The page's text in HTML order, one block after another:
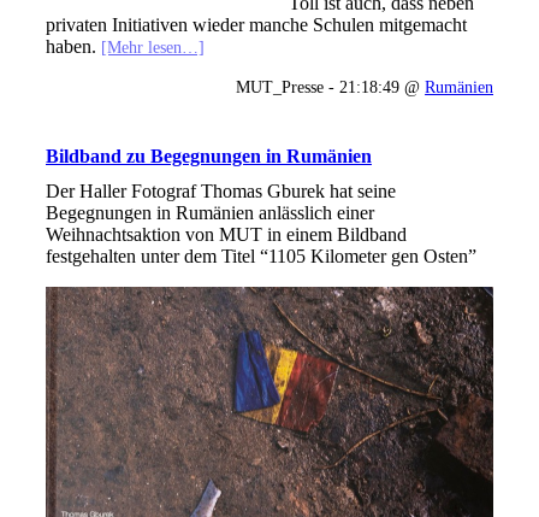
privaten Initiativen wieder manche Schulen mitgemacht
haben. [Mehr lesen…]
MUT_Presse - 21:18:49 @Rumänien
Bildband zu Begegnungen in Rumänien
Der Haller Fotograf Thomas Gburek hat seine
Begegnungen in Rumänien anlässlich einer
Weihnachtsaktion von MUT in einem Bildband
festgehalten unter dem Titel “1105 Kilometer gen Osten”